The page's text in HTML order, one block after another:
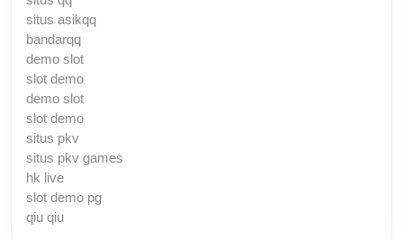
situs asikqq
bandarqq
demo slot
slot demo
demo slot
slot demo
situs pkv
situs pkv games
hk live
slot demo pg
qiu qiu